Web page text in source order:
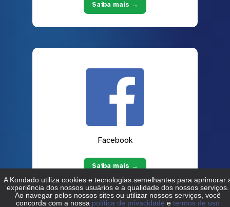
Saiba mais →
Facebook
Saiba mais →